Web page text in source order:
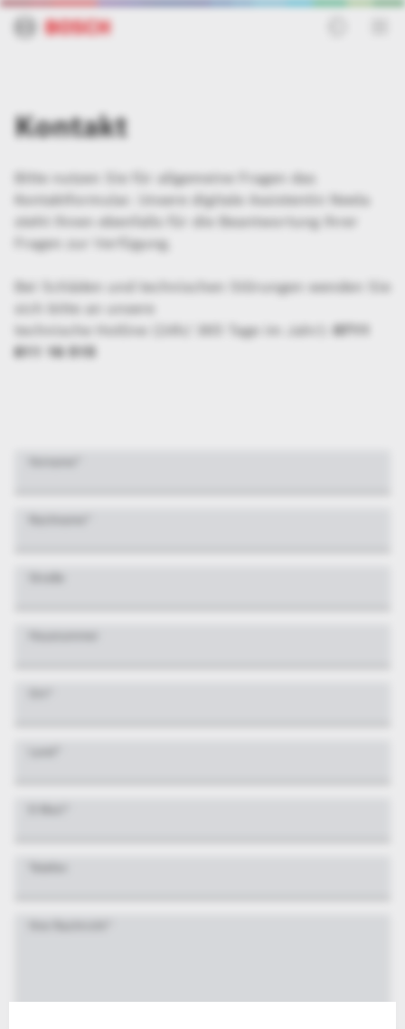
Kontakt
Bitte nutzen Sie für allgemeine Fragen das
Kontaktformular. Unsere digitale Assistentin Neela
steht Ihnen ebenfalls für die Beantwortung Ihrer
Fragen zur Verfügung.
Bei Schäden und technischen Störungen wenden Sie
sich bitte an unsere
technische Hotline (24h/ 365 Tage im Jahr): 0711
811 16 515